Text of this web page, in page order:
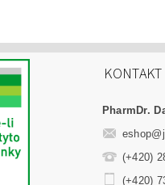
KONTAKT
PharmDr.
eshop@
(+420)
(+420)